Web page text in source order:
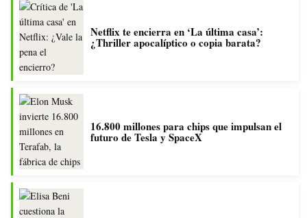
Netflix te encierra en ‘La última casa’:
¿Thriller apocalíptico o copia barata?
16.800 millones para chips que impulsan el
futuro de Tesla y SpaceX